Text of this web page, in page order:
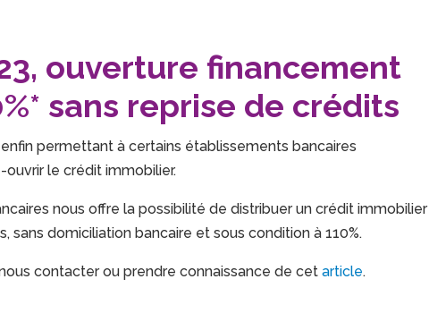
ouverture financement
sans reprise de crédits
permettant à certains établissements bancaires
ouvrir le crédit immobilier.
nous offre la possibilité de distribuer un crédit immobilier
sans domiciliation bancaire et sous condition à 110%.
contacter ou prendre connaissance de cetarticle.